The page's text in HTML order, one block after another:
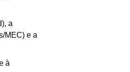
a
MEC) e a
à